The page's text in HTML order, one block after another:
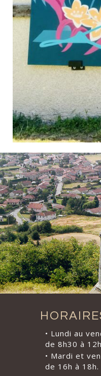
• Lundi au
de 8h30 à
• Mardi et
de 16h à 18h.